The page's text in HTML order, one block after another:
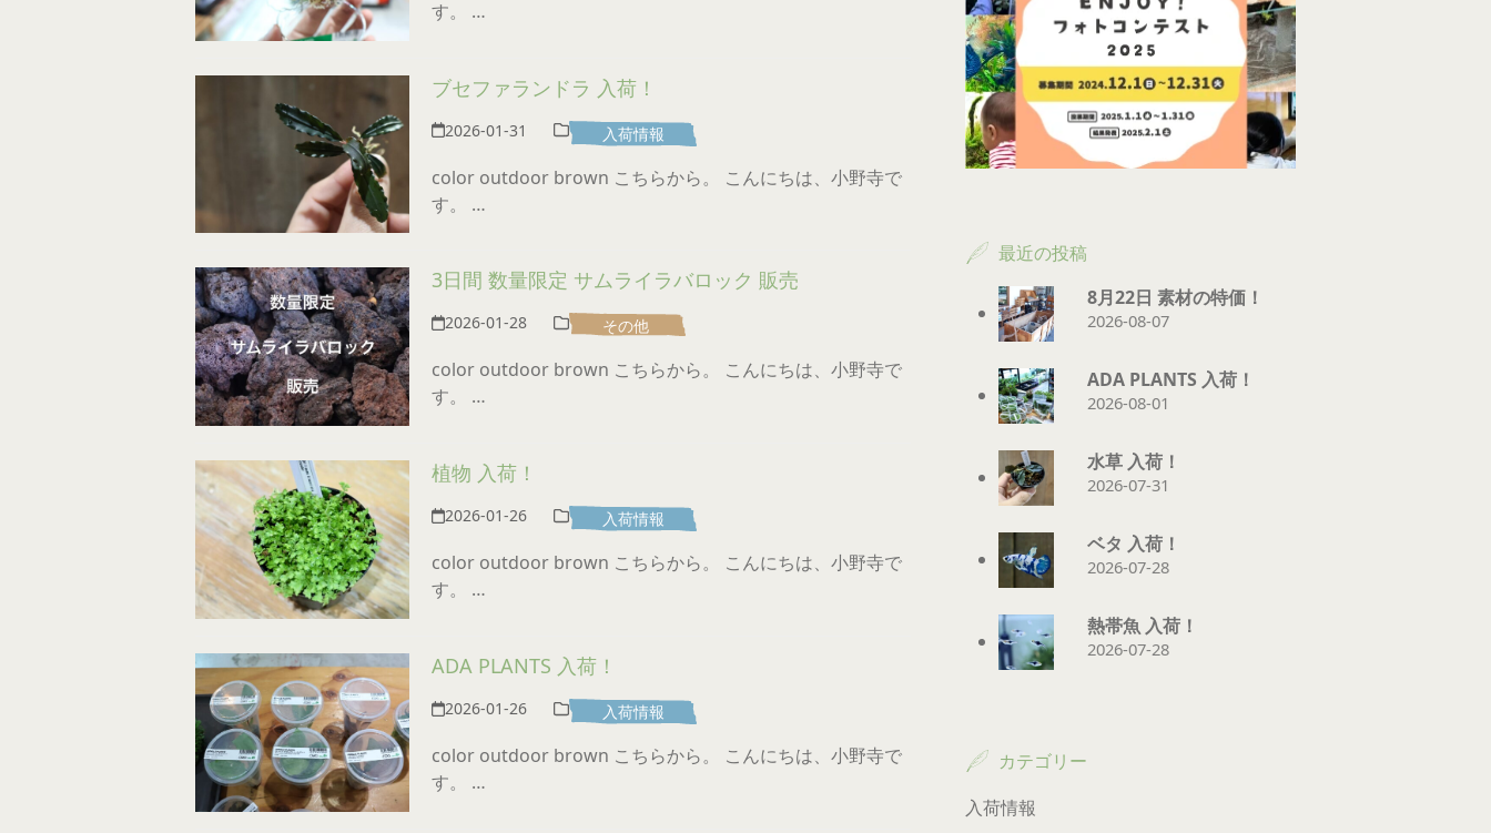
す。 …
ブセファランドラ 入荷！
2026-01-31 入荷情報
color outdoor brown こちらから。 こんにちは、小野寺で
す。 …
3日間 数量限定 サムライラバロック 販売
2026-01-28 その他
color outdoor brown こちらから。 こんにちは、小野寺で
す。 …
植物 入荷！
2026-01-26 入荷情報
color outdoor brown こちらから。 こんにちは、小野寺で
す。 …
ADA PLANTS 入荷！
2026-01-26 入荷情報
color outdoor brown こちらから。 こんにちは、小野寺で
す。 …
最近の投稿
8月22日 素材の特価！
2026-08-07
ADA PLANTS 入荷！
2026-08-01
水草 入荷！
2026-07-31
ベタ 入荷！
2026-07-28
熱帯魚 入荷！
2026-07-28
カテゴリー
入荷情報